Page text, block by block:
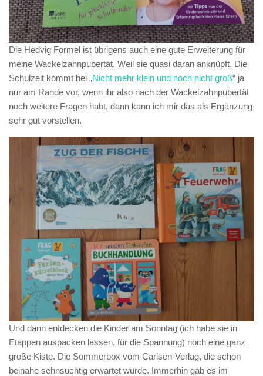
Die Hedvig Formel ist übrigens auch eine gute Erweiterung für
meine Wackelzahnpubertät. Weil sie quasi daran anknüpft. Die
Schulzeit kommt bei „Nicht mehr klein und noch nicht groß“ ja
nur am Rande vor, wenn ihr also nach der Wackelzahnpubertät
noch weitere Fragen habt, dann kann ich mir das als Ergänzung
sehr gut vorstellen.
Und dann entdecken die Kinder am Sonntag (ich habe sie in
Etappen auspacken lassen, für die Spannung) noch eine ganz
große Kiste. Die Sommerbox vom Carlsen-Verlag, die schon
beinahe sehnsüchtig erwartet wurde. Immerhin gab es im